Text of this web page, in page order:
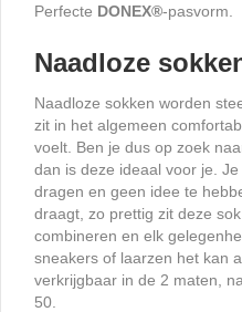
Perfecte DONEX®-pasvorm.
Naadloze
Naadloze sokken worden
zit in het algemeen
voelt. Ben je dus op zoek
dan is deze ideaal voor je.
dragen en geen idee te
draagt, zo prettig zit deze
combineren en elk
sneakers of laarzen het kan
verkrijgbaar in de 2 maten,
50.